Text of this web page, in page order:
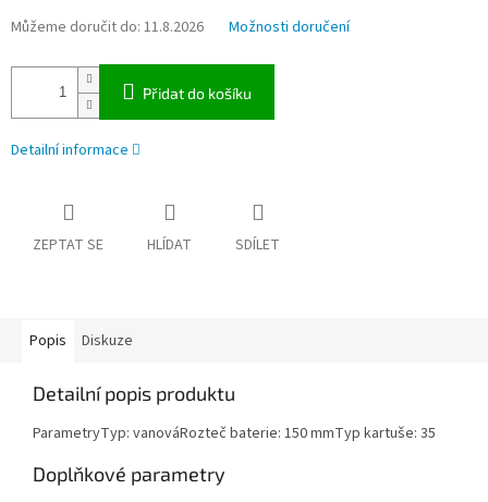
Můžeme doručit do: 11.8.2026 Možnosti doručení
Přidat do košíku
Detailní informace
ZEPTAT SE HLÍDAT SDÍLET
Popis Diskuze
Detailní popis produktu
ParametryTyp: vanováRozteč baterie: 150 mmTyp kartuše: 35
Doplňkové parametry